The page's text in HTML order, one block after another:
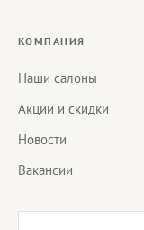
КОМПАНИЯ
Наши салоны
Акции и скидки
Новости
Вакансии